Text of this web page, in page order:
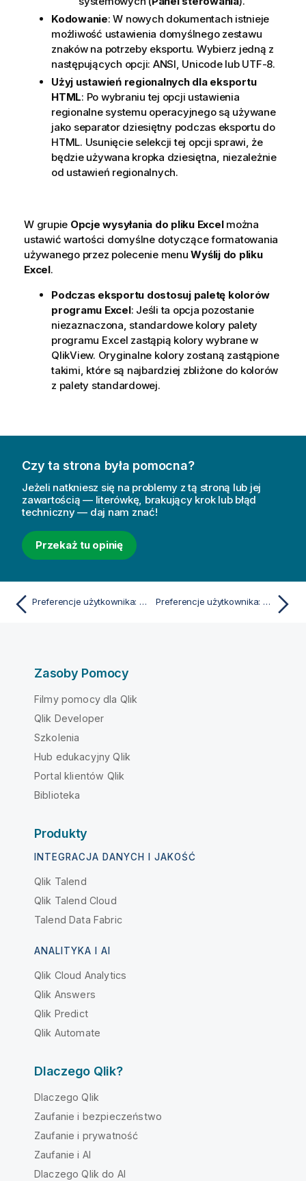
Kodowanie: W nowych dokumentach istnieje
możliwość ustawienia domyślnego zestawu
znaków na potrzeby eksportu. Wybierz jedną z
następujących opcji: ANSI, Unicode lub UTF-8.
Użyj ustawień regionalnych dla eksportu
HTML: Po wybraniu tej opcji ustawienia
regionalne systemu operacyjnego są używane
jako separator dziesiętny podczas eksportu do
HTML. Usunięcie selekcji tej opcji sprawi, że
będzie używana kropka dziesiętna, niezależnie
od ustawień regionalnych.
W grupie Opcje wysyłania do pliku Excelmożna
ustawić wartości domyślne dotyczące formatowania
używanego przez polecenie menuWyślij do pliku
Excel.
Podczas eksportu dostosuj paletę kolorów
programu Excel: Jeśli ta opcja pozostanie
niezaznaczona, standardowe kolory palety
programu Excel zastąpią kolory wybrane w
QlikView. Oryginalne kolory zostaną zastąpione
takimi, które są najbardziej zbliżone do kolorów
z palety standardowej.
Czy ta strona była pomocna?
Jeżeli natkniesz się na problemy z tą stroną lub jej
zawartością — literówkę, brakujący krok lub błąd
techniczny — daj nam znać!
Przekaż tu opinię
Preferencje użytkownika: Obiekty Preferencje użytkownika: Drukowanie
Zasoby Pomocy
Filmy pomocy dla Qlik
Qlik Developer
Szkolenia
Hub edukacyjny Qlik
Portal klientów Qlik
Biblioteka
Produkty
INTEGRACJA DANYCH I JAKOŚĆ
Qlik Talend
Qlik Talend Cloud
Talend Data Fabric
ANALITYKA I AI
Qlik Cloud Analytics
Qlik Answers
Qlik Predict
Qlik Automate
Dlaczego Qlik?
Dlaczego Qlik
Zaufanie i bezpieczeństwo
Zaufanie i prywatność
Zaufanie i AI
Dlaczego Qlik do AI